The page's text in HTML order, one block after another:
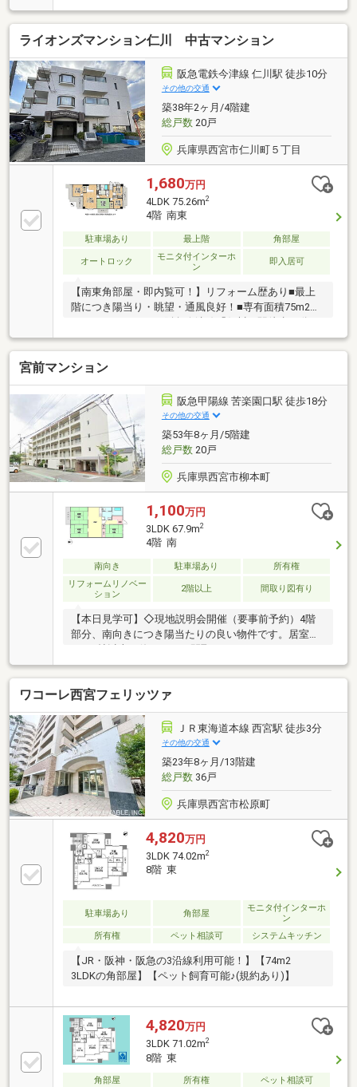
す！ ◆階下への物音を気にせずに暮らせる1階住戸で
す♪
ライオンズマンション仁川 中古マンション
阪急電鉄今津線 仁川駅 徒歩10分
その他の交通
築38年2ヶ月/4階建
総戸数20戸
兵庫県西宮市仁川町５丁目
1,680万円
4LDK 75.26m2
4階 南東
駐車場あり 最上階 角部屋
オートロック
モニタ付インターホ
ン
即入居可
【南東角部屋・即内覧可！】リフォーム歴あり■最上
階につき陽当り・眺望・通風良好！■専有面積75m2超
宮前マンション
阪急甲陽線 苦楽園口駅 徒歩18分
その他の交通
築53年8ヶ月/5階建
総戸数20戸
兵庫県西宮市柳本町
1,100万円
3LDK 67.9m2
4階 南
南向き 駐車場あり
所有権
リフォームリノベー
ション
2階以上 間取り図有り
【本日見学可】◇現地説明会開催（要事前予約）4階
部分、南向きにつき陽当たりの良い物件です。居室す
ー、コンビニが徒歩10分圏内にあり便利な立地。
ワコーレ西宮フェリッツァ
ＪＲ東海道本線 西宮駅 徒歩3分
その他の交通
築23年8ヶ月/13階建
総戸数36戸
兵庫県西宮市松原町
4,820万円
3LDK 74.02m2
8階 東
駐車場あり 角部屋
モニタ付インターホ
ン
所有権
ペット相談可 システムキッチン
【JR・阪神・阪急の3沿線利用可能！】【74m2
3LDKの角部屋】【ペット飼育可能♪(規約あり)】
4,820万円
3LDK 71.02m2
8階 東
角部屋 所有権 ペット相談可